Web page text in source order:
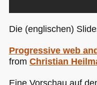
Die (englischen)
Progressive web
from Christian
Eine Vorschau auf